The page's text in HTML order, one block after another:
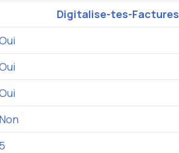
Digitalise-tes-Factures
Non
5